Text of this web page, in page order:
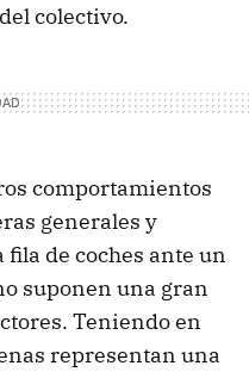
colectivo.
comportamientos
generales y
de coches ante un
suponen una gran
Teniendo en
representan una